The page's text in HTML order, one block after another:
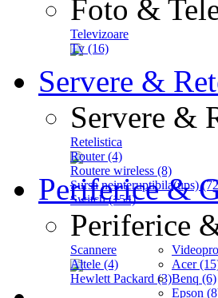
Foto &
Televizoare
Tv (16)
Servere &
Servere &
Retelistica
Router (4)
Routere wireless (8)
Sursa neinteruptibila(ups)
Switch (154)
Periferice &
Periferice
Scannere
Altele (4)
Hewlett Packard (3)
Acer
Benq (6)
Epson